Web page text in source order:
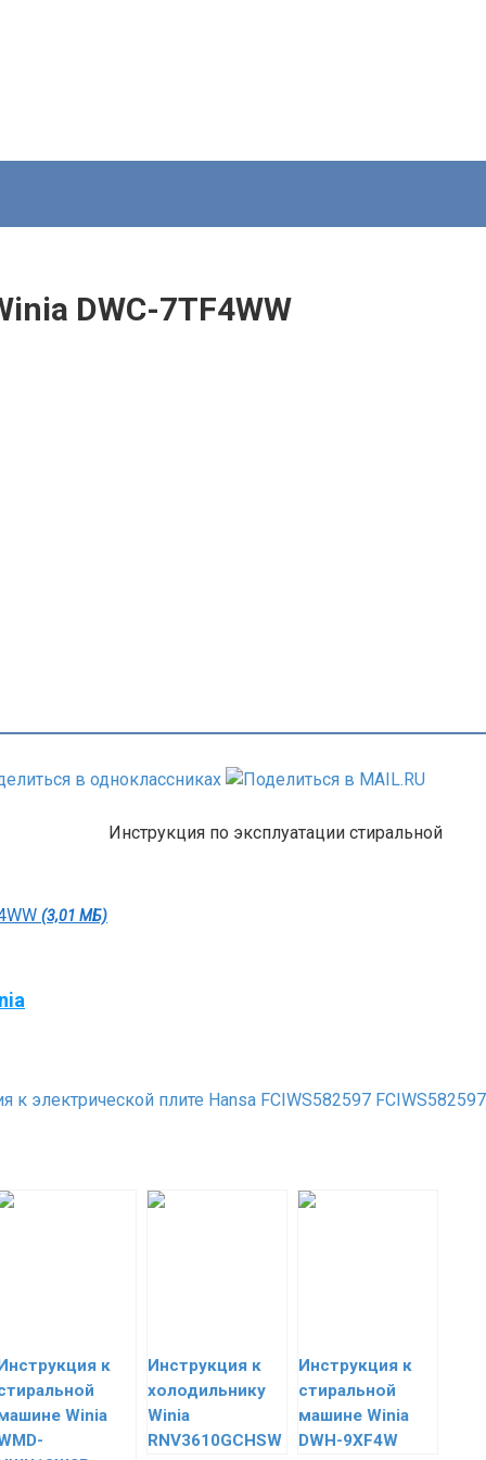
DWC-7TF4WW
Инструкция по эксплуатации стиральной
(3,01 МБ)
к электрической плите Hansa FCIWS582597 FCIWS582597
к
Winia
Инструкция к
холодильнику
Winia
RNV3610GCHSW
Инструкция к
стиральной
машине Winia
DWH-9XF4W